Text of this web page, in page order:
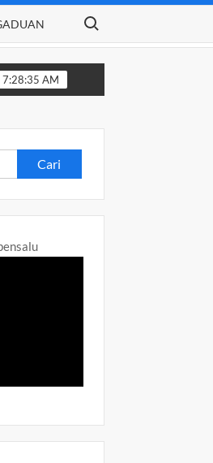
Search for:
Daftar Ulang SPMB Tahap 1
7:28:37 AM
Cari
untuk: